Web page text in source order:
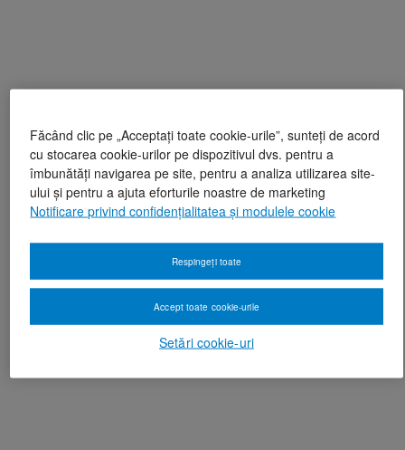
Făcând clic pe „Acceptați toate cookie-urile”, sunteți de acord
cu stocarea cookie-urilor pe dispozitivul dvs. pentru a
îmbunătăți navigarea pe site, pentru a analiza utilizarea site-
ului și pentru a ajuta eforturile noastre de marketing
Notificare privind confidențialitatea și modulele cookie
Setări cookie-uri
Respingeți toate
Accept toate cookie-urile